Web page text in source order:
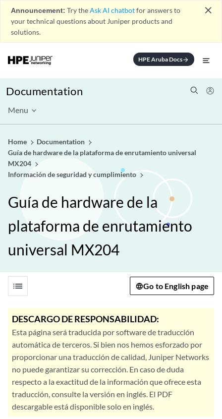
Announcement: Try theAsk AI chatbotfor answers to
your technical questions about Juniper products and
solutions.
close
HPE Aruba Docsarrow_forward
Documentation
Menu
Home
Documentation
Guía de hardware de la plataforma de enrutamiento universal
MX204
Información de seguridad y cumplimiento
Guía de hardware de la
plataforma de enrutamiento
universal MX204
list Go to English page
DESCARGO DE RESPONSABILIDAD:
Esta página será traducida por software de traducción
automática de terceros. Si bien nos hemos esforzado por
proporcionar una traducción de calidad, Juniper Networks
no puede garantizar su corrección. En caso de duda
respecto a la exactitud de la información que ofrece esta
traducción, consulte la versión en inglés. El PDF
descargable está disponible solo en inglés.